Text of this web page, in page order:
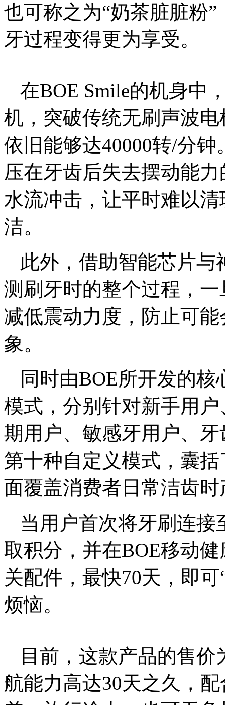
也可称之为“奶茶脏脏粉
牙过程变得更为享受。
在BOE Smile的机身中
机，突破传统无刷声波
依旧能够达40000转/分
压在牙齿后失去摆动能
水流冲击，让平时难以
洁。
此外，借助智能芯片
测刷牙时的整个过程，
减低震动力度，防止可
象。
同时由BOE所开发的
模式，分别针对新手用
期用户、敏感牙用户、
第十种自定义模式，囊
面覆盖消费者日常洁齿
当用户首次将牙刷连
取积分，并在BOE移动
关配件，最快70天，即
烦恼。
目前，这款产品的售
航能力高达30天之久，